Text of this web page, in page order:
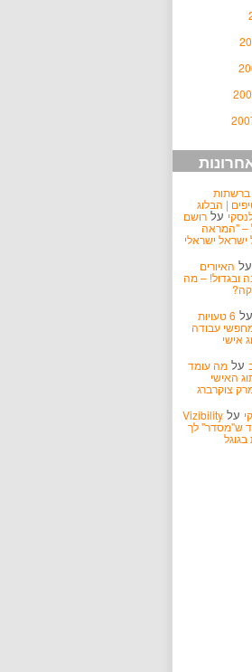
ברשתות
| הבלוג
על רושם
– "המראה
ישראלי
על האיורים
ובגדול! – מה
על 6 טעויות
עבודה
אישי
על מה עומד
האישי
צוקרברג
על Vizibility
ש"מסדר" לך